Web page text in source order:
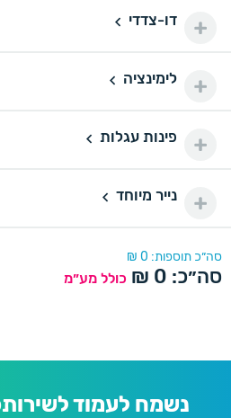
200 יחידות
110 ₪
160 ₪
דו-צדדידו-צדדי
לימינציהלימינציה
פינות עגלות
פינות עגלות
נייר מיוחדנייר מיוחד
סה״כ תוספות: 0
₪
סה״כ: 0
₪ כולל מע״מ
נשמח לעמוד